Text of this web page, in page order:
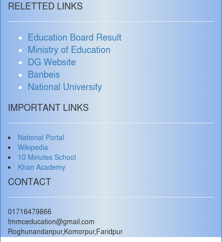
RELETTED LINKS
Education Board Result
Ministry of Education
DG Website
Banbeis
National University
IMPORTANT LINKS
National Portal
Wikipedia
10 Minutes School
Khan Academy
CONTACT
01716479866
fmmceducation@gmail.com
Roghunandanpur,Komorpur,Faridpur